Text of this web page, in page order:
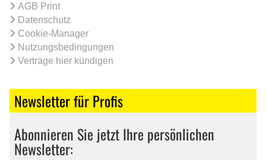
AGB Print
Datenschutz
Cookie-Manager
Nutzungsbedingungen
Verträge hier kündigen
Newsletter für Profis
Abonnieren Sie jetzt Ihre persönlichen
Newsletter: